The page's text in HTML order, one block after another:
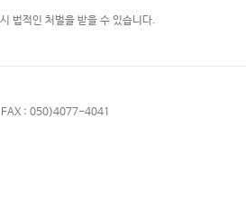
법적인 처벌을 받을 수 있습니다.
: 050)4077-4041